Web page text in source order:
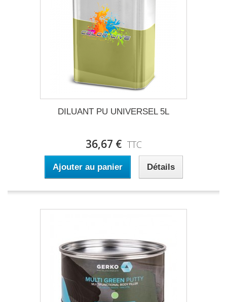
DILUANT PU UNIVERSEL 5L
36,67 € TTC
Ajouter au panier Détails